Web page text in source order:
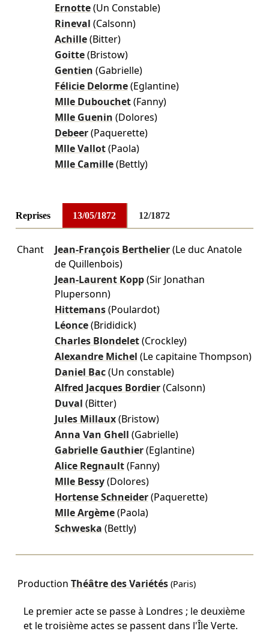
Ernotte (Un Constable)
Rineval (Calsonn)
Achille (Bitter)
Goitte (Bristow)
Gentien (Gabrielle)
Félicie Delorme (Eglantine)
Mlle Dubouchet (Fanny)
Mlle Guenin (Dolores)
Debeer (Paquerette)
Mlle Vallot (Paola)
Mlle Camille (Bettly)
Reprises 13/05/1872 12/1872
Chant Jean-François Berthelier (Le duc Anatole
de Quillenbois)
Jean-Laurent Kopp (Sir Jonathan
Plupersonn)
Hittemans (Poulardot)
Léonce (Brididick)
Charles Blondelet (Crockley)
Alexandre Michel (Le capitaine Thompson)
Daniel Bac (Un constable)
Alfred Jacques Bordier (Calsonn)
Duval (Bitter)
Jules Millaux (Bristow)
Anna Van Ghell (Gabrielle)
Gabrielle Gauthier (Eglantine)
Alice Regnault (Fanny)
Mlle Bessy (Dolores)
Hortense Schneider (Paquerette)
Mlle Argème (Paola)
Schweska (Bettly)
Production Théâtre des Variétés(Paris)
Le premier acte se passe à Londres ; le deuxième
et le troisième actes se passent dans l'Île Verte.